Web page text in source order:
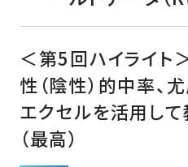
＜第5回ハイライト
性（陰性）的中率、
エクセルを活⽤して
（最⾼）